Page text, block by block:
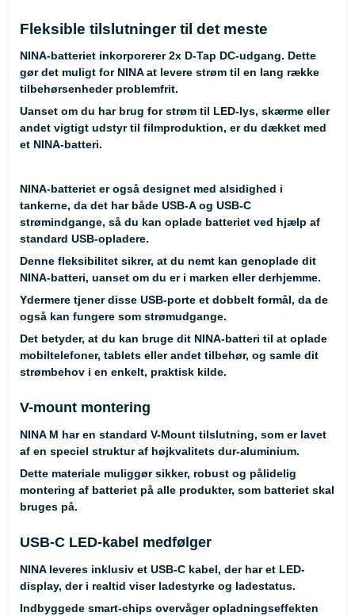
Fleksible tilslutninger til det meste
NINA-batteriet inkorporerer 2x D-Tap DC-udgang. Dette
gør det muligt for NINA at levere strøm til en lang række
tilbehørsenheder problemfrit.
Uanset om du har brug for strøm til LED-lys, skærme eller
andet vigtigt udstyr til filmproduktion, er du dækket med
et NINA-batteri.
NINA-batteriet er også designet med alsidighed i
tankerne, da det har både USB-A og USB-C
strømindgange, så du kan oplade batteriet ved hjælp af
standard USB-opladere.
Denne fleksibilitet sikrer, at du nemt kan genoplade dit
NINA-batteri, uanset om du er i marken eller derhjemme.
Ydermere tjener disse USB-porte et dobbelt formål, da de
også kan fungere som strømudgange.
Det betyder, at du kan bruge dit NINA-batteri til at oplade
mobiltelefoner, tablets eller andet tilbehør, og samle dit
strømbehov i en enkelt, praktisk kilde.
V-mount montering
NINA M har en standard V-Mount tilslutning, som er lavet
af en speciel struktur af højkvalitets dur-aluminium.
Dette materiale muliggør sikker, robust og pålidelig
montering af batteriet på alle produkter, som batteriet skal
bruges på.
USB-C LED-kabel medfølger
NINA leveres inklusiv et USB-C kabel, der har et LED-
display, der i realtid viser ladestyrke og ladestatus.
Indbyggede smart-chips overvåger opladningseffekten